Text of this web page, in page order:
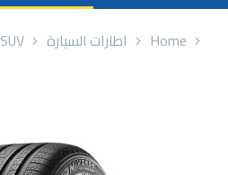
Home اطارات السيارة SUV